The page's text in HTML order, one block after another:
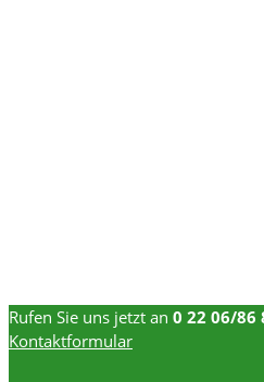
Rufen Sie uns jetzt an 0 22 06/86
Kontaktformular